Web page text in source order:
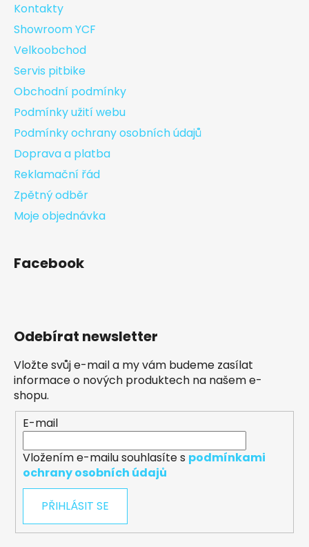
Kontakty
Showroom YCF
Velkoobchod
Servis pitbike
Obchodní podmínky
Podmínky užití webu
Podmínky ochrany osobních údajů
Doprava a platba
Reklamační řád
Zpětný odběr
Moje objednávka
Facebook
Odebírat newsletter
Vložte svůj e-mail a my vám budeme zasílat
informace o nových produktech na našem e-
shopu.
E-mail
Vložením e-mailu souhlasíte s podmínkami
ochrany osobních údajů
PŘIHLÁSIT SE